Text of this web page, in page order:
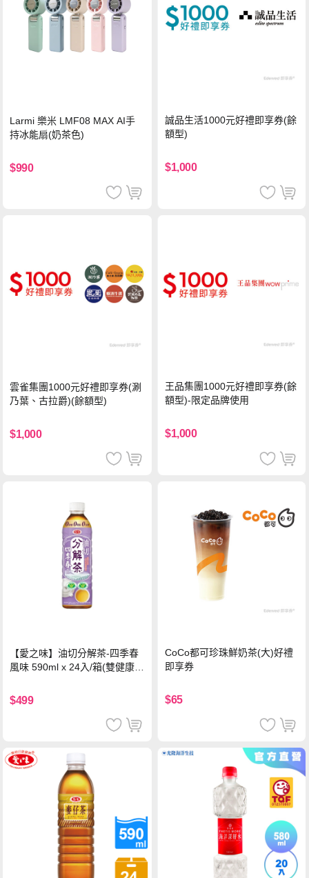
Larmi 樂米 LMF08 MAX AI手
持冰能扇(奶茶色)
$990
誠品生活1000元好禮即享券(餘
額型)
$1,000
雲雀集團1000元好禮即享券(涮
乃葉、古拉爵)(餘額型)
$1,000
王品集團1000元好禮即享券(餘
額型)-限定品牌使用
$1,000
【愛之味】油切分解茶-四季春
風味 590ml x 24入/箱(雙健康認
$499
CoCo都可珍珠鮮奶茶(大)好禮
即享券
$65